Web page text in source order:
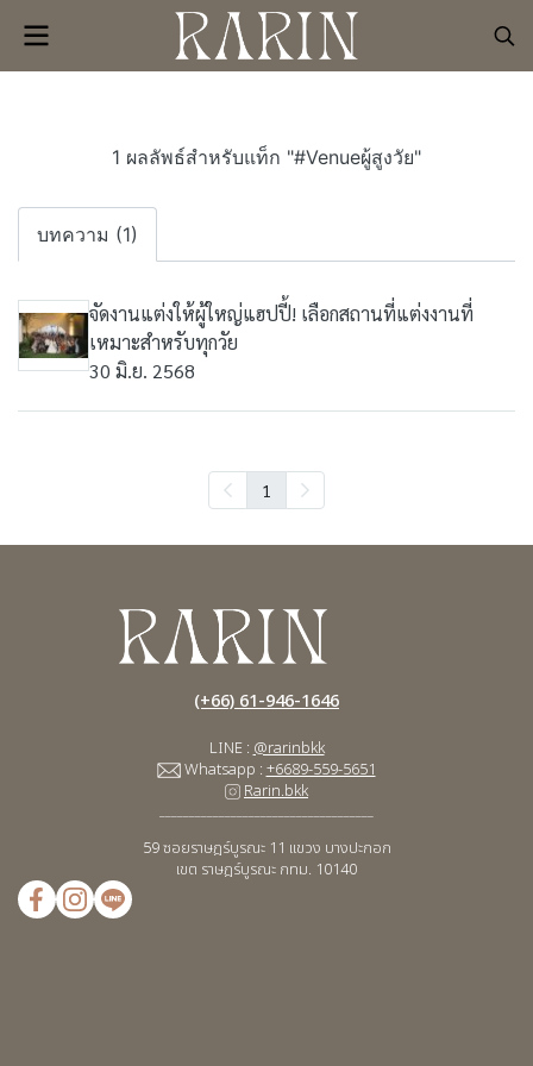
1 ผลลัพธ์สำหรับแท็ก "#Venueผู้สูงวัย"
บทความ (1)
จัดงานแต่งให้ผู้ใหญ่แฮปปี้! เลือกสถานที่แต่งงานที่
เหมาะสำหรับทุกวัย
30 มิ.ย. 2568
1
(+66) 61-946-1646
LINE :@rarinbkk
Whatsapp :+6689-559-5651
Rarin.bkk
59 ซอยราษฎร์บูรณะ 11 แขวง บางปะกอก
เขต ราษฎร์บูรณะ กทม. 10140